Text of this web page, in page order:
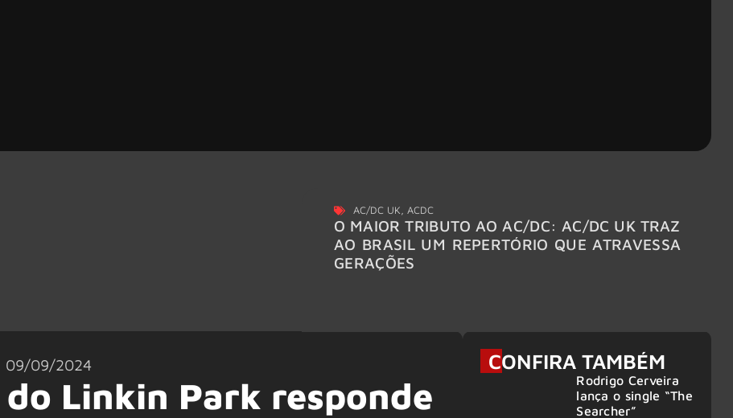
AC/DC UK,ACDC
O MAIOR TRIBUTO AO AC/DC: AC/DC UK TRAZ
AO BRASIL UM REPERTÓRIO QUE ATRAVESSA
GERAÇÕES
09/09/2024
Linkin Park responde
CONFIRA TAMBÉM
Rodrigo Cerveira
lança o single “The
Searcher”